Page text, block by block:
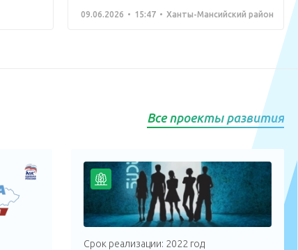
09.06.2026 15:47 Ханты-Мансийский район
Все проекты развития
Срок реализации: 2022 год